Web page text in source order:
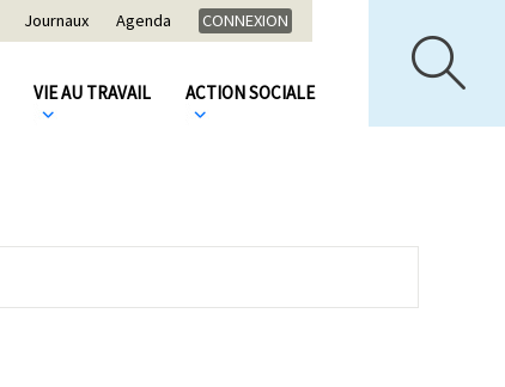
Journaux Agenda CONNEXION
VIE AU TRAVAIL ACTION SOCIALE